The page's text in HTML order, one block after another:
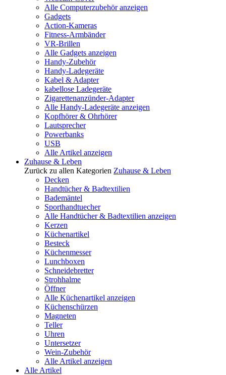
Alle Computerzubehör anzeigen
Gadgets
Action-Kameras
Fitness-Armbänder
VR-Brillen
Alle Gadgets anzeigen
Handy-Zubehör
Handy-Ladegeräte
Kabel & Adapter
kabellose Ladegeräte
Zigarettenanzünder-Adapter
Alle Handy-Ladegeräte anzeigen
Kopfhörer & Ohrhörer
Lautsprecher
Powerbanks
USB
Alle Artikel anzeigen
Zuhause & Leben
Zurück zu allen Kategorien Zuhause & Leben
Decken
Handtücher & Badtextilien
Bademäntel
Sporthandtuecher
Alle Handtücher & Badtextilien anzeigen
Kerzen
Küchenartikel
Besteck
Küchenmesser
Lunchboxen
Schneidebretter
Strohhalme
Öffner
Alle Küchenartikel anzeigen
Küchenschürzen
Magneten
Teller
Uhren
Untersetzer
Wein-Zubehör
Alle Artikel anzeigen
Alle Artikel